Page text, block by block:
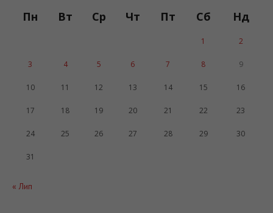
Пн Вт Ср Чт Пт Сб Нд
« Лип
1 2
3 4 5 6 7 8 9
10 11 12 13 14 15 16
17 18 19 20 21 22 23
24 25 26 27 28 29 30
31